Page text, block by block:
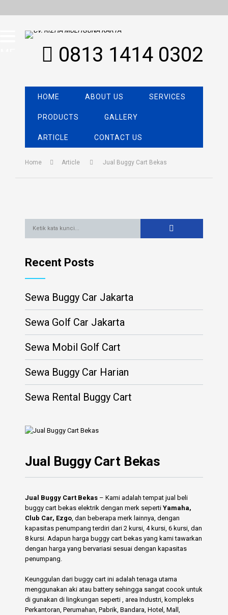
0813 1414 0302
HOME ABOUT US SERVICES
PRODUCTS GALLERY
ARTICLE CONTACT US
Home Article Jual Buggy Cart Bekas
Recent Posts
Sewa Buggy Car Jakarta
Sewa Golf Car Jakarta
Sewa Mobil Golf Cart
Sewa Buggy Car Harian
Sewa Rental Buggy Cart
Jual Buggy Cart Bekas
Jual Buggy Cart Bekas – Kami adalah tempat jual beli
buggy cart bekas elektrik dengan merk sepertiYamaha,
Club Car, Ezgo, dan beberapa merk lainnya, dengan
kapasitas penumpang terdiri dari 2 kursi, 4 kursi, 6 kursi, dan
8 kursi. Adapun harga buggy cart bekas yang kami tawarkan
dengan harga yang bervariasi sesuai dengan kapasitas
penumpang.
Keunggulan dari buggy cart ini adalah tenaga utama
menggunakan aki atau battery sehingga sangat cocok untuk
di gunakan di lingkungan seperti , area Industri, kompleks
Perkantoran, Perumahan, Pabrik, Bandara, Hotel, Mall,